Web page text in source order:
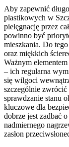
Aby zapewnić
plastikowych w
pielęgnację przez
powinno być
mieszkania. Do
oraz miękkich
Ważnym
– ich regularna
się wilgoci
szczególnie zwrócić
sprawdzanie stanu
kluczowe dla
dobrze jest zadbać
nadmiernego
zasłon